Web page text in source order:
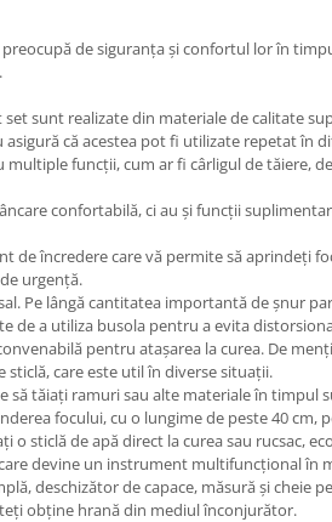
de siguranța și confortul lor în
sunt realizate din materiale de calitate
că acestea pot fi utilizate repetat în
funcții, cum ar fi cârligul de tăiere,
confortabilă, ci au și funcții
de încredere care vă permite să aprindeți
urgență.
Pe lângă cantitatea importantă de șnur
a utiliza busola pentru a evita
pentru atașarea la curea. De
care este util în diverse situații.
să tăiați ramuri sau alte materiale în timpul
focului, cu o lungime de peste 40 cm,
o sticlă de apă direct la curea sau rucsac,
devine un instrument multifuncțional
deschizător de capace, măsură și cheie
obține hrană din mediul înconjurător.